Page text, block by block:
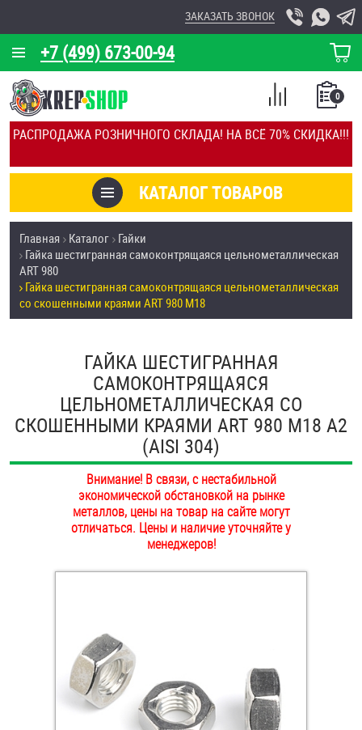
РАСПРОДАЖА РОЗНИЧНОГО СКЛАДА! НА ВСЁ 70% СКИДКА!!!
+7 (499) 673-00-94
ЗАКАЗАТЬ ЗВОНОК
КОРЗИНА
О КОМПАНИИ
КАЛЬКУЛЯТОР
ОТЗЫВЫ
УСЛУГИ
СКИДКИ
ОПТ
ОПЛАТА И ДОСТАВКА
НАШИ МАГАЗИНЫ
КАТАЛОГ ТОВАРОВ
0
СПИСОК
СРАВНЕНИЕ
Товары со скидкой
Анкеры
Антивандальный крепёж, инструмент
Болты и винты
Втулки
Гайки
Дюбели
Дюймовый крепёж
Крюки, кольца с метрической резьбой
Крюки, кольца с шурупной резьбой
Главная Каталог Гайки
Гайка шестигранная самоконтрящаяся цельнометаллическая
ART 980
Гайка шестигранная самоконтрящаяся цельнометаллическая
со скошенными краями ART 980 М18
ГАЙКА ШЕСТИГРАННАЯ
САМОКОНТРЯЩАЯСЯ
ЦЕЛЬНОМЕТАЛЛИЧЕСКАЯ СО
СКОШЕННЫМИ КРАЯМИ ART 980 М18 А2
(AISI 304)
Внимание! В связи, с нестабильной
экономической обстановкой на рынке
металлов, цены на товар на сайте могут
отличаться. Цены и наличие уточняйте у
менеджеров!